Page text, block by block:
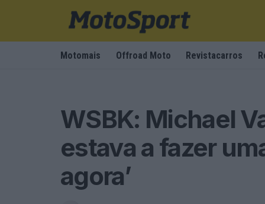
Motomais Offroad Moto Revistacarros
WSBK: Michael
estava a fazer
agora’